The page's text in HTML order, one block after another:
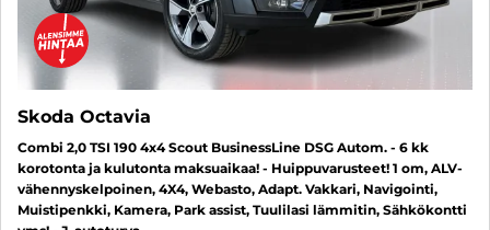
Skoda Octavia
Combi 2,0 TSI 190 4x4 Scout BusinessLine DSG Autom. - 6 kk
korotonta ja kulutonta maksuaikaa! - Huippuvarusteet! 1 om, ALV-
vähennyskelpoinen, 4X4, Webasto, Adapt. Vakkari, Navigointi,
Muistipenkki, Kamera, Park assist, Tuulilasi lämmitin, Sähkökontti